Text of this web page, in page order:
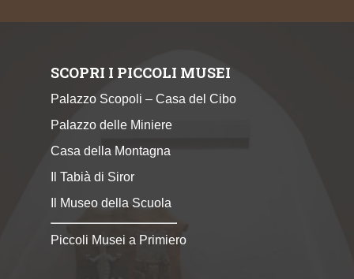
SCOPRI I PICCOLI MUSEI
Palazzo Scopoli – Casa del Cibo
Palazzo delle Miniere
Casa della Montagna
Il Tabià di Siror
Il Museo della Scuola
Piccoli Musei a Primiero